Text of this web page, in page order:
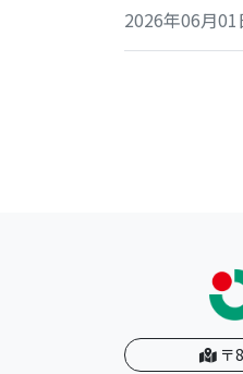
2026年06月01
〒